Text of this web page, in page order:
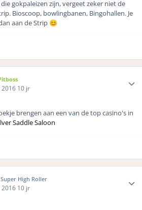
gokpaleizen zijn, vergeet zeker niet de
Bioscoop, bowlingbanen, Bingohallen. Je
aan de Strip 😊
10 jr
brengen aan een van de top casino's in
Saddle Saloon
Super High Roller
10 jr